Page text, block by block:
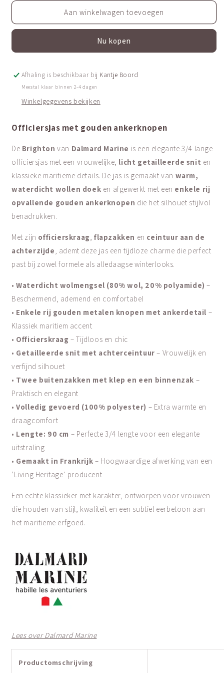
Officiersjas
|
Officiersjas
|
Aan winkelwagen toevoegen
Nu kopen
Afhaling is beschikbaar bij Kantje Boord
Meestal klaar binnen 2-4 dagen
Winkelgegevens bekijken
Officiersjas met gouden ankerknopen
De Brighton van Dalmard Marine is een elegante 3/4 lange
officiersjas met een vrouwelijke, licht getailleerde snit en
klassieke maritieme details. De jas is gemaakt van warm,
waterdicht wollen doek en afgewerkt met een enkele rij
opvallende gouden ankerknopen die het silhouet stijlvol
benadrukken.
Met zijn officierskraag,flapzakken en ceintuur aan de
achterzijde, ademt deze jas een tijdloze charme die perfect
past bij zowel formele als alledaagse winterlooks.
•Waterdicht wolmengsel (80% wol, 20% polyamide) –
Beschermend, ademend en comfortabel
• Enkele rij gouden metalen knopen met ankerdetail –
Klassiek maritiem accent
• Officierskraag – Tijdloos en chic
• Getailleerde snit met achterceintuur – Vrouwelijk en
verfijnd silhouet
• Twee buitenzakken met klep en een binnenzak –
Praktisch en elegant
•Volledig gevoerd (100% polyester) – Extra warmte en
draagcomfort
• Lengte: 90 cm – Perfecte 3/4 lengte voor een elegante
uitstraling
• Gemaakt in Frankrijk – Hoogwaardige afwerking van een
‘Living Heritage’ producent
Een echte klassieker met karakter, ontworpen voor vrouwen
die houden van stijl, kwaliteit en een subtiel eerbetoon aan
het maritieme erfgoed.
Lees over Dalmard Marine
Productomschrijving